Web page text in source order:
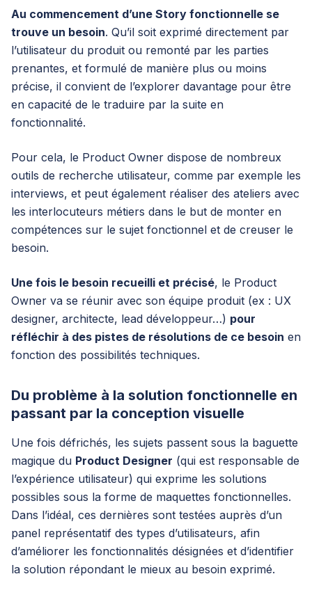
Au commencement d’une Story fonctionnelle se
trouve un besoin. Qu’il soit exprimé directement par
l’utilisateur du produit ou remonté par les parties
prenantes, et formulé de manière plus ou moins
précise, il convient de l’explorer davantage pour être
en capacité de le traduire par la suite en
fonctionnalité.
Pour cela, le Product Owner dispose de nombreux
outils de recherche utilisateur, comme par exemple les
interviews, et peut également réaliser des ateliers avec
les interlocuteurs métiers dans le but de monter en
compétences sur le sujet fonctionnel et de creuser le
besoin.
Une fois le besoin recueilli et précisé, le Product
Owner va se réunir avec son équipe produit (ex : UX
designer, architecte, lead développeur…) pour
réfléchir à des pistes de résolutions de ce besoin en
fonction des possibilités techniques.
Du problème à la solution fonctionnelle en
passant par la conception visuelle
Une fois défrichés, les sujets passent sous la baguette
magique du Product Designer (qui est responsable de
l’expérience utilisateur) qui exprime les solutions
possibles sous la forme de maquettes fonctionnelles.
Dans l’idéal, ces dernières sont testées auprès d’un
panel représentatif des types d’utilisateurs, afin
d’améliorer les fonctionnalités désignées et d’identifier
la solution répondant le mieux au besoin exprimé.